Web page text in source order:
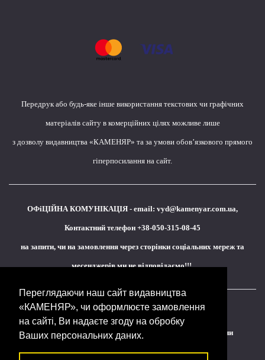
Переглядаючи наш сайт видавництва
«КАМЕНЯР», чи оформлюєте замовлення
на сайті, Ви надаєте згоду на обробку
Ваших персональних даних.
Передрук або будь-яке інше використання текстових чи графічних
матеріалів сайту в комерційних цілях можливе лише
з дозволу видавництва «КАМЕНЯР» та за умови обов’язкового прямого
гіперпосилання на сайт.
ОФіЦІЙНА КОМУНІКАЦІЯ - email: vyd@kamenyar.com.ua,
Контактний телефон +38-050-315-08-45
на запити, чи на замовлення через сторінки соціальних мереж та
месенджерів ми не відповідаємо!!!
Кожне наше видання - це внесок у спротив,
у збереження ідентичності та неминучу перемогу України
(видавництво «КАМЕНЯР»)